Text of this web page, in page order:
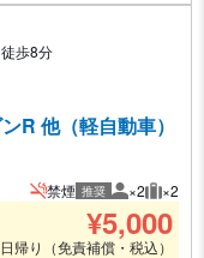
歩8分
R 他（軽自動車）
禁煙 推奨 推奨人数
×2 推奨
×2
¥5,000
日帰り（免責補償・税込）